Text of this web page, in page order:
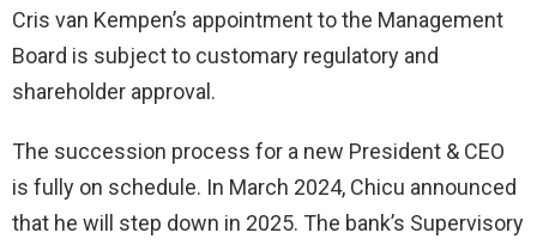
Cris van Kempen’s appointment to the Management
Board is subject to customary regulatory and
shareholder approval.
The succession process for a new President & CEO
is fully on schedule. In March 2024, Chicu announced
that he will step down in 2025. The bank’s Supervisory